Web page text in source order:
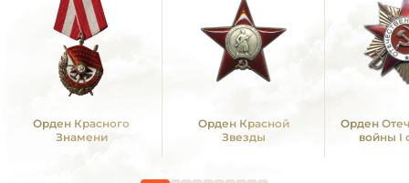
Орден Красного
Знамени
Орден Красной
Звезды
Орден
войны I